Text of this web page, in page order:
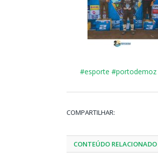
#esporte #portodemoz
COMPARTILHAR:
CONTEÚDO RELACIONADO